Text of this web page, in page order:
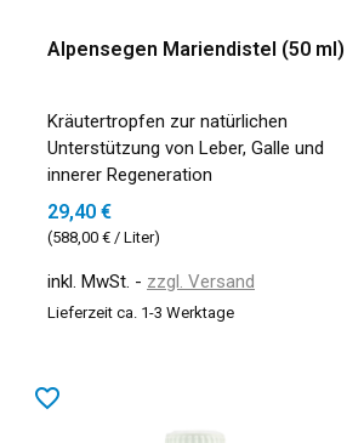
Alpensegen Mariendistel (50 ml)
Kräutertropfen zur natürlichen
Unterstützung von Leber, Galle und
innerer Regeneration
29,40 €
(588,00 € / Liter)
inkl. MwSt. zzgl. Versand
Lieferzeit ca. 1-3 Werktage
favorite_border